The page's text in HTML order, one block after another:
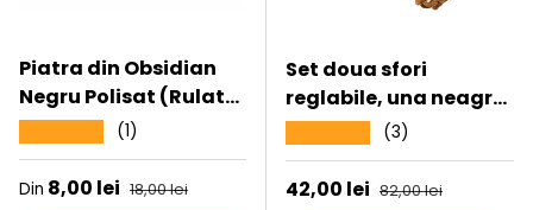
Piatra din Obsidian
Negru Polisat (Rulat)
3-4 cm Ideale pentru
Reiki si Vindecare
Energetica
(1)
Preț de vânzare
Din 8,00 lei Preț obișnuit
18,00 lei
Set doua sfori
reglabile, una neagra
si una maro, ideale
pentru realizarea
colierelor cu pietre
(3)
Preț de vânzare
42,00 lei Preț obișnuit
82,00 lei